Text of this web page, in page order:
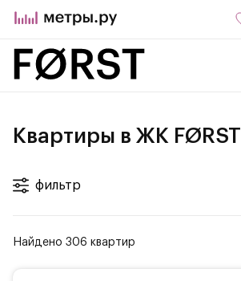
Квартиры в ЖК FØRST
фильтр
Найдено 306 квартир